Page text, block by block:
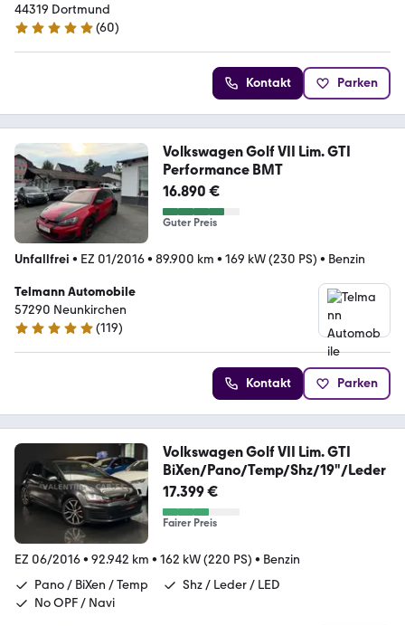
44319 Dortmund
4.9 Sterne
(60)
Kontakt Parken
Volkswagen Golf VII Lim. GTI
Performance BMT
16.890 €
Guter Preis
Unfallfrei • EZ 01/2016• 89.900 km • 169 kW (230 PS) • Benzin
Telmann Automobile
57290 Neunkirchen
5 Sterne
(119)
Kontakt Parken
Volkswagen Golf VII Lim. GTI
BiXen/Pano/Temp/Shz/19"/Leder
17.399 €
Fairer Preis
EZ 06/2016• 92.942 km • 162 kW (220 PS) • Benzin
Pano / BiXen / Temp
Shz / Leder / LED
No OPF / Navi